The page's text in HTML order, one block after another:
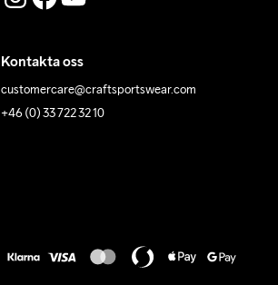
Kontakta oss
customercare@craftsportswear.com
+46 (0) 33 722 32 10